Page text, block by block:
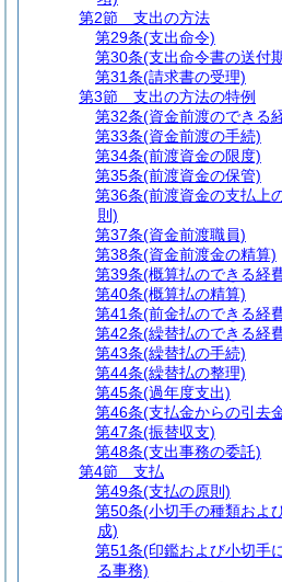
第2節
支出の方法
第29条(支出命令)
第30条(支出命令書の送付
第31条(請求書の受理)
第3節
支出の方法の特例
第32条(資金前渡のできる
第33条(資金前渡の手続)
第34条(前渡資金の限度)
第35条(前渡資金の保管)
第36条(前渡資金の支払上
則)
第37条(資金前渡職員)
第38条(資金前渡金の精算)
第39条(概算払のできる経
第40条(概算払の精算)
第41条(前金払のできる経
第42条(繰替払のできる経
第43条(繰替払の手続)
第44条(繰替払の整理)
第45条(過年度支出)
第46条(支払金からの引去
第47条(振替収支)
第48条(支出事務の委託)
第4節
支払
第49条(支払の原則)
第50条(小切手の種類およ
成)
第51条(印鑑および小切手
る事務)